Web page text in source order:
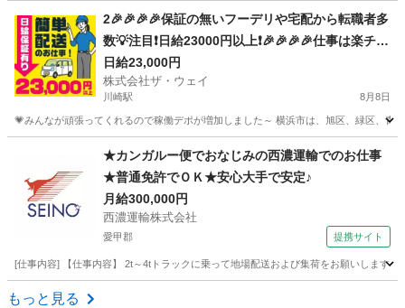
相模大野駅 ネットスーパー
2🎉🎉🎉🎉保証の無いフーデリや宅配から転職者多
数💡注目❗️日給23000円以上❗️🎉🎉🎉🎉仕事は楽チン
で女子いっぱい✨安定収入😄完全週休2日制だよ💗
日給23,000円
株式会社ザ・ウェイ
川崎駅 8月8日
💗みんなが頑張ってくれるので稼働デポが増加しました～ 横浜市は、旭区、緑区、
川崎駅 配送 ネットスーパー
★カンガルー便でおなじみの西濃運輸でのお仕事
★普通免許でＯＫ★安心大手で安定♪
月給300,000円
西濃運輸株式会社
愛甲郡 提携サイト
[仕事内容] 【仕事内容】 2t～4tトラックに乗って地場配送および集荷をお願いします
神奈川 愛甲郡
もっと見る